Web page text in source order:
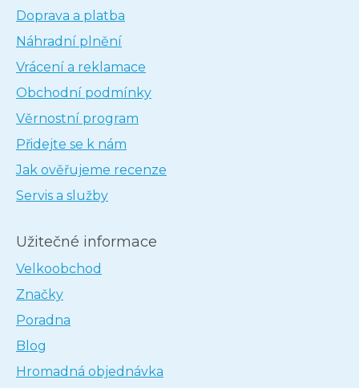
Doprava a platba
Náhradní plnění
Vrácení a reklamace
Obchodní podmínky
Věrnostní program
Přidejte se k nám
Jak ověřujeme recenze
Servis a služby
Užitečné informace
Velkoobchod
Značky
Poradna
Blog
Hromadná objednávka